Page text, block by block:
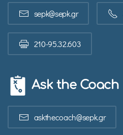
sepk@sepk.gr
210-95.32.603
Ask the Coach
askthecoach@sepk.gr